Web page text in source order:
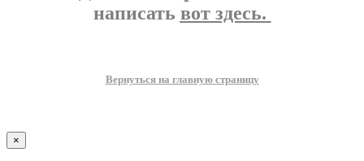
написать вот здесь.
Вернуться на главную страницу
×